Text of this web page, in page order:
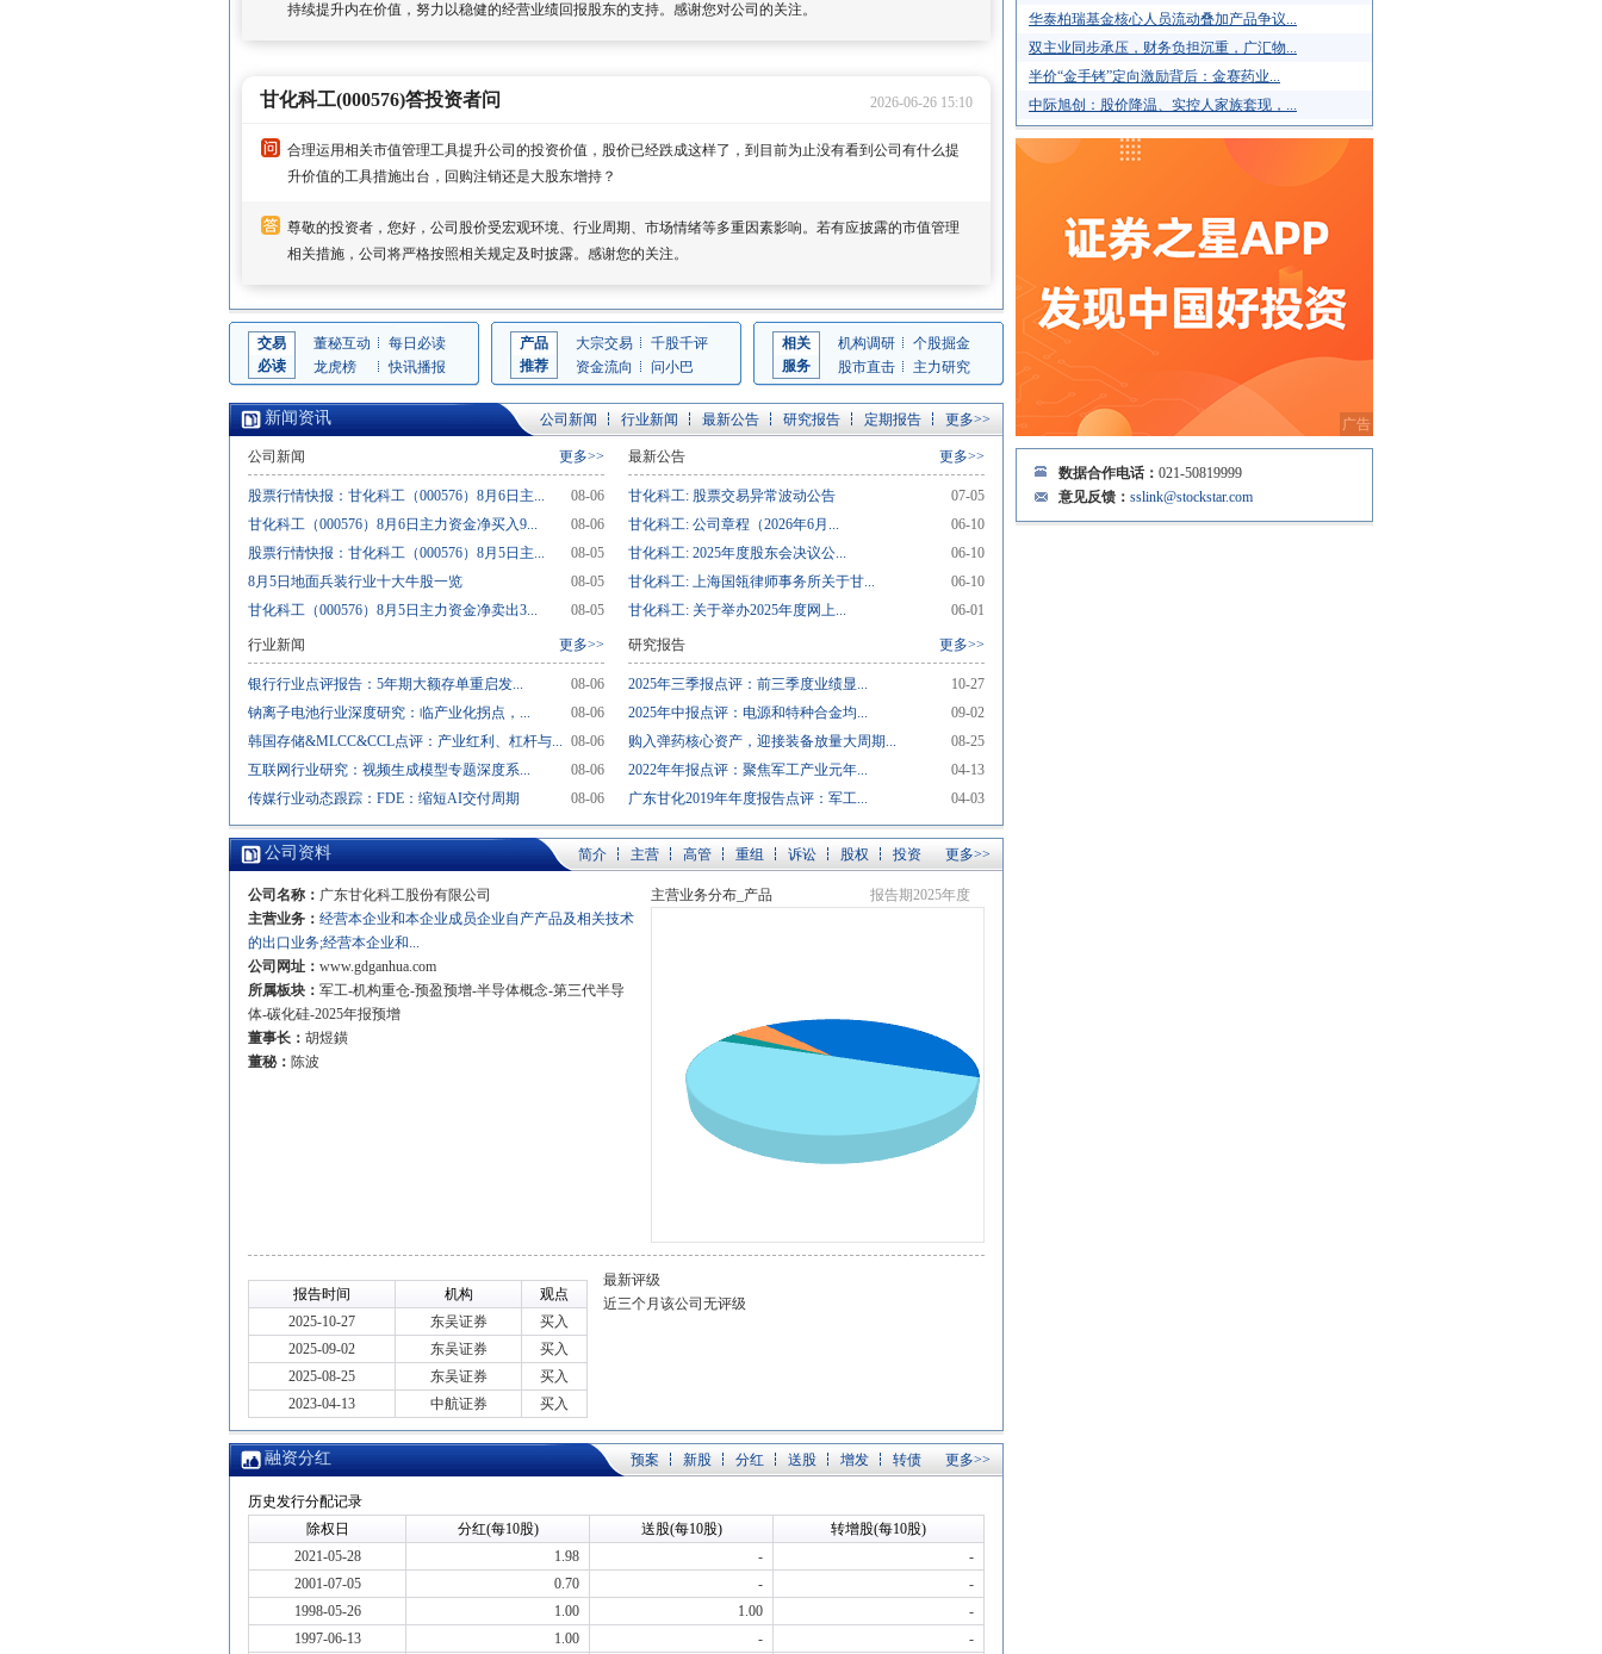
持续提升内在价值，努力以稳健的经营业绩回报股东的支持。感谢您对公司的关注。
甘化科工(000576)答投资者问 2026-06-26 15:10
合理运用相关市值管理工具提升公司的投资价值，股价已经跌成这样了，到目前为止没有看到公司有什么提
升价值的工具措施出台，回购注销还是大股东增持？
尊敬的投资者，您好，公司股价受宏观环境、行业周期、市场情绪等多重因素影响。若有应披露的市值管理
相关措施，公司将严格按照相关规定及时披露。感谢您的关注。
交易
必读
董秘互动
每日必读
龙虎榜
快讯播报
产品
推荐
大宗交易
千股千评
资金流向
问小巴
相关
服务
机构调研
个股掘金
股市直击
主力研究
新闻资讯 公司新闻 行业新闻 最新公告 研究报告 定期报告 更多>>
更多>>
公司新闻
08-06
股票行情快报：甘化科工（000576）8月6日主...
08-06
甘化科工（000576）8月6日主力资金净买入9...
08-05
股票行情快报：甘化科工（000576）8月5日主...
08-05
8月5日地面兵装行业十大牛股一览
08-05
甘化科工（000576）8月5日主力资金净卖出3...
更多>>
行业新闻
08-06
银行行业点评报告：5年期大额存单重启发...
08-06
钠离子电池行业深度研究：临产业化拐点，...
08-06
韩国存储&MLCC&CCL点评：产业红利、杠杆与...
08-06
互联网行业研究：视频生成模型专题深度系...
08-06
传媒行业动态跟踪：FDE：缩短AI交付周期
更多>>
最新公告
07-05
甘化科工: 股票交易异常波动公告
06-10
甘化科工: 公司章程（2026年6月...
06-10
甘化科工: 2025年度股东会决议公...
06-10
甘化科工: 上海国瓴律师事务所关于甘...
06-01
甘化科工: 关于举办2025年度网上...
更多>>
研究报告
10-27
2025年三季报点评：前三季度业绩显...
09-02
2025年中报点评：电源和特种合金均...
08-25
购入弹药核心资产，迎接装备放量大周期...
04-13
2022年年报点评：聚焦军工产业元年...
04-03
广东甘化2019年年度报告点评：军工...
公司资料 简介 主营 高管 重组 诉讼 股权 投资 更多>>
公司名称： 广东甘化科工股份有限公司
主营业务： 经营本企业和本企业成员企业自产产品及相关技术
的出口业务;经营本企业和...
公司网址： www.gdganhua.com
所属板块： 军工-机构重仓-预盈预增-半导体概念-第三代半导
体-碳化硅-2025年报预增
董事长： 胡煜鐄
董秘： 陈波
主营业务分布_产品 报告期2025年度
报告时间 机构
观点
2025-10-27
东吴证券
买入
2025-09-02
东吴证券
买入
2025-08-25
东吴证券
买入
2023-04-13
中航证券 买入
最新评级
近三个月该公司无评级
融资分红 预案 新股 分红 送股 增发 转债 更多>>
历史发行分配记录
除权日
分红(每10股) 送股(每10股)
转增股(每10股)
2021-05-28
1.98 -
-
2001-07-05
0.70 -
-
1998-05-26
1.00 1.00
-
1997-06-13
1.00 -
-
华泰柏瑞基金核心人员流动叠加产品争议...
双主业同步承压，财务负担沉重，广汇物...
半价“金手铐”定向激励背后：金赛药业...
中际旭创：股价降温、实控人家族套现，...
数据合作电话： 021-50819999
意见反馈： sslink@stockstar.com